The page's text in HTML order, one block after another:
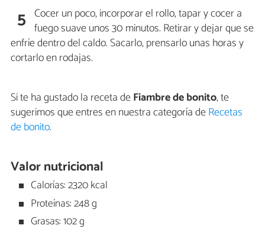
5 Cocer un poco, incorporar el rollo, tapar y cocer a
fuego suave unos 30 minutos. Retirar y dejar que se
enfríe dentro del caldo. Sacarlo, prensarlo unas horas y
cortarlo en rodajas.
Si te ha gustado la receta deFiambre de bonito, te
sugerimos que entres en nuestra categoría deRecetas
de bonito.
Valor nutricional
Calorías: 2320 kcal
Proteínas: 248 g
Grasas: 102 g